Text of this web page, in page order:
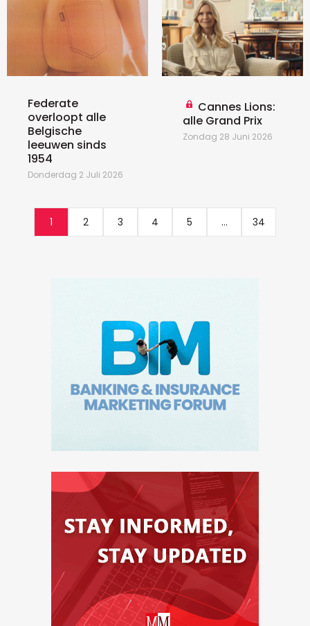
Federate
overloopt alle
Belgische
leeuwen sinds
1954
Donderdag 2 Juli 2026
Cannes Lions:
alle Grand Prix
Zondag 28 Juni 2026
1 2 3 4 5 ... 34